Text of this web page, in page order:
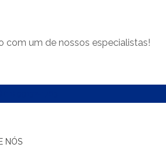
com um de nossos especialistas!
NÓS